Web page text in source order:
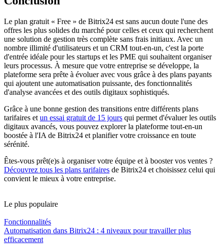
Le plan gratuit « Free » de Bitrix24 est sans aucun doute l'une des
offres les plus solides du marché pour celles et ceux qui recherchent
une solution de gestion très complète sans frais initiaux. Avec un
nombre illimité d'utilisateurs et un CRM tout-en-un, c'est la porte
d'entrée idéale pour les startups et les PME qui souhaitent organiser
leurs processus. À mesure que votre entreprise se développe, la
plateforme sera prête à évoluer avec vous grâce à des plans payants
qui ajoutent une automatisation puissante, des fonctionnalités
d'analyse avancées et des outils digitaux sophistiqués.
Grâce à une bonne gestion des transitions entre différents plans
tarifaires et un essai gratuit de 15 jours qui permet d'évaluer les outils
digitaux avancés, vous pouvez explorer la plateforme tout-en-un
boostée à l'IA de Bitrix24 et planifier votre croissance en toute
sérénité.
Êtes-vous prêt(e)s à organiser votre équipe et à booster vos ventes ?
Découvrez tous les plans tarifaires de Bitrix24 et choisissez celui qui
convient le mieux à votre entreprise.
Le plus populaire
Fonctionnalités
Automatisation dans Bitrix24 : 4 niveaux pour travailler plus
efficacement